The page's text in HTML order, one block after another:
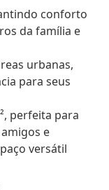
conforto
da família e
urbanas,
para seus
perfeita para
e
versátil